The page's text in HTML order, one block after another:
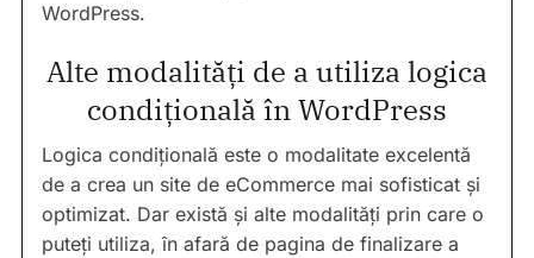
WordPress.
Alte modalități de a utiliza logica
condițională în WordPress
Logica condițională este o modalitate excelentă
de a crea un site de eCommerce mai sofisticat și
optimizat. Dar există și alte modalități prin care o
puteți utiliza, în afară de pagina de finalizare a